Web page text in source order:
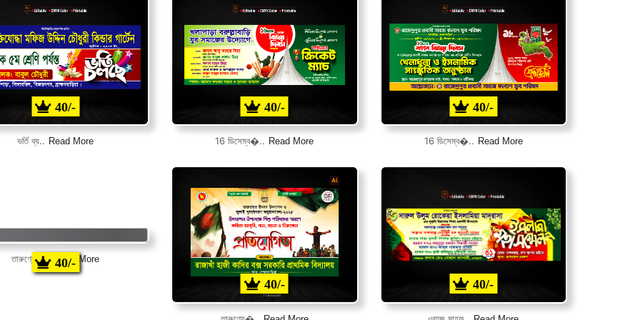
40/-
ভর্তি ব্য.. Read More
40/-
16 ডিসেম্ব�.. Read More
40/-
16 ডিসেম্ব�.. Read More
40/-
তারুণ্যে�.. Read More
40/- 40/-